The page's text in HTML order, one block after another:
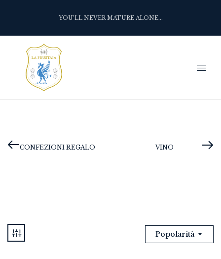
YOU’LL NEVER MATURE ALONE...
CONFEZIONI REGALO VINO
Popolarità